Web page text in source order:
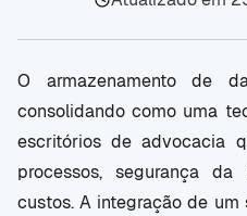
O armazenamento de
consolidando como uma
escritórios de advocacia
processos, segurança
custos. A integração de